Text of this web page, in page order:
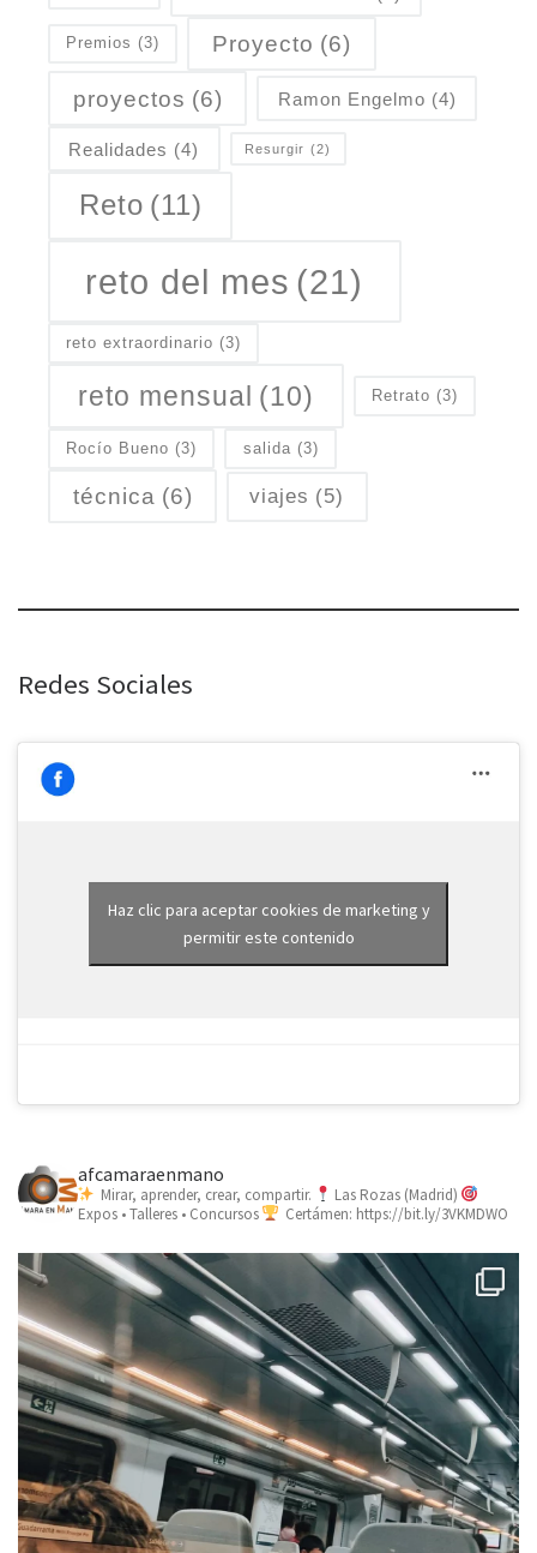
Premios (3) Proyecto (6)
proyectos (6) Ramon Engelmo (4)
Realidades (4) Resurgir (2)
Reto (11)
reto del mes (21)
reto extraordinario (3)
reto mensual (10) Retrato (3)
Rocío Bueno (3) salida (3)
técnica (6) viajes (5)
Redes Sociales
Haz clic para aceptar cookies de marketing y
permitir este contenido
afcamaraenmano
Mirar, aprender, crear, compartir.
Las Rozas (Madrid)
Expos • Talleres • Concursos
Certámen: https://bit.ly/3VKMDWO